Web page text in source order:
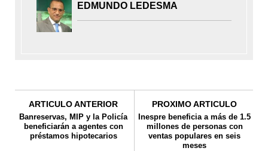
EDMUNDO LEDESMA
ARTICULO ANTERIOR
Banreservas, MIP y la Policía
beneficiarán a agentes con
préstamos hipotecarios
PROXIMO ARTICULO
Inespre beneficia a más de 1.5
millones de personas con
ventas populares en seis
meses